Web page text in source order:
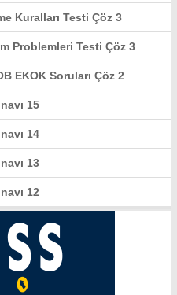
Kuralları Testi Çöz 3
Problemleri Testi Çöz 3
EKOK Soruları Çöz 2
15
14
13
12